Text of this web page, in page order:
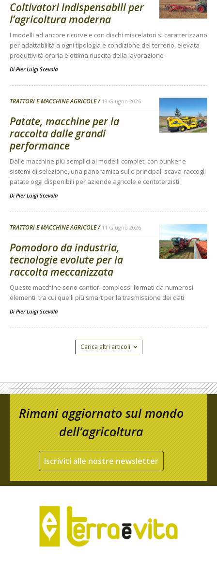
Coltivatori indispensabili per
l’agricoltura moderna
I modelli ad ancore ricurve e con dischi miscelatori si caratterizzano
per adattabilità a ogni tipologia e condizione del terreno, elevata
produttività oraria e ottima riuscita della lavorazione
Di Pier Luigi Scevola
TRATTORI E MACCHINE AGRICOLE 19 Giugno 2026
Patate, macchine per la
raccolta dalle grandi
performance
Dalle macchine più semplici ai modelli completi con bunker e
sistemi di selezione, una panoramica sulle principali scava-raccogli
patate oggi disponibili per aziende agricole e contoterzisti
Di Pier Luigi Scevola
TRATTORI E MACCHINE AGRICOLE 11 Giugno 2026
Pomodoro da industria,
tecnologie evolute per la
raccolta meccanizzata
Queste macchine sono cantieri complessi formati da numerosi
elementi, tra cui quelli più smart per la trasmissione dei dati
Di Pier Luigi Scevola
Carica altri articoli
Rimani aggiornato sul mondo
dell’agricoltura
Iscriviti alle nostre newsletter